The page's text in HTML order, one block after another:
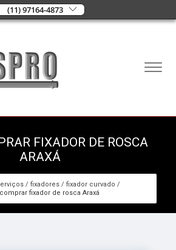
(11) 97164-4873
FIXADOR DE ROSCA
ARAXÁ
fixadores
fixador curvado
fixador de rosca Araxá